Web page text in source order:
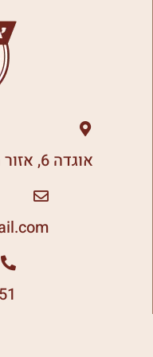
אוגדה 6, אזור תעשיה מישור אדומים